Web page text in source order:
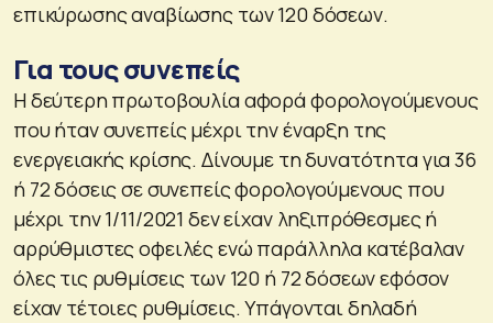
επικύρωσης αναβίωσης των 120 δόσεων.
Για τους συνεπείς
Η δεύτερη πρωτοβουλία αφορά φορολογούμενους
που ήταν συνεπείς μέχρι την έναρξη της
ενεργειακής κρίσης. Δίνουμε τη δυνατότητα για 36
ή 72 δόσεις σε συνεπείς φορολογούμενους που
μέχρι την 1/11/2021 δεν είχαν ληξιπρόθεσμες ή
αρρύθμιστες οφειλές ενώ παράλληλα κατέβαλαν
όλες τις ρυθμίσεις των 120 ή 72 δόσεων εφόσον
είχαν τέτοιες ρυθμίσεις. Υπάγονται δηλαδή